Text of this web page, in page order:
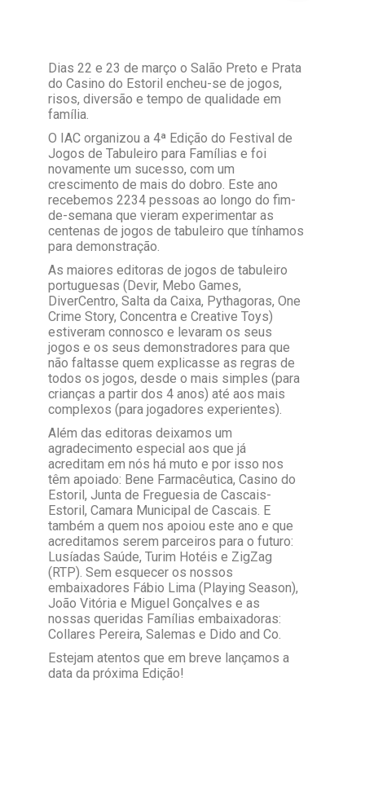
Dias 22 e 23 de março o Salão Preto e Prata
do Casino do Estoril encheu-se de jogos,
risos, diversão e tempo de qualidade em
família.
O IAC organizou a 4ª Edição do Festival de
Jogos de Tabuleiro para Famílias e foi
novamente um sucesso, com um
crescimento de mais do dobro. Este ano
recebemos 2234 pessoas ao longo do fim-
de-semana que vieram experimentar as
centenas de jogos de tabuleiro que tínhamos
para demonstração.
As maiores editoras de jogos de tabuleiro
portuguesas (Devir, Mebo Games,
DiverCentro, Salta da Caixa, Pythagoras, One
Crime Story, Concentra e Creative Toys)
estiveram connosco e levaram os seus
jogos e os seus demonstradores para que
não faltasse quem explicasse as regras de
todos os jogos, desde o mais simples (para
crianças a partir dos 4 anos) até aos mais
complexos (para jogadores experientes).
Além das editoras deixamos um
agradecimento especial aos que já
acreditam em nós há muto e por isso nos
têm apoiado: Bene Farmacêutica, Casino do
Estoril, Junta de Freguesia de Cascais-
Estoril, Camara Municipal de Cascais. E
também a quem nos apoiou este ano e que
acreditamos serem parceiros para o futuro:
Lusíadas Saúde, Turim Hotéis e ZigZag
(RTP). Sem esquecer os nossos
embaixadores Fábio Lima (Playing Season),
João Vitória e Miguel Gonçalves e as
nossas queridas Famílias embaixadoras:
Collares Pereira, Salemas e Dido and Co.
Estejam atentos que em breve lançamos a
data da próxima Edição!